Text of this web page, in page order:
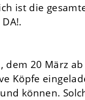
ist die
20 März ab
Köpfe
können.